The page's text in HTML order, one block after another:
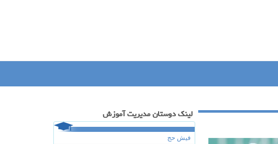
لینک دوستان مدیریت آموزش
فیش حج